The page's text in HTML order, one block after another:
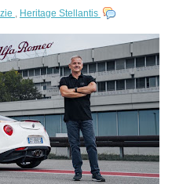
, Heritage Stellantis